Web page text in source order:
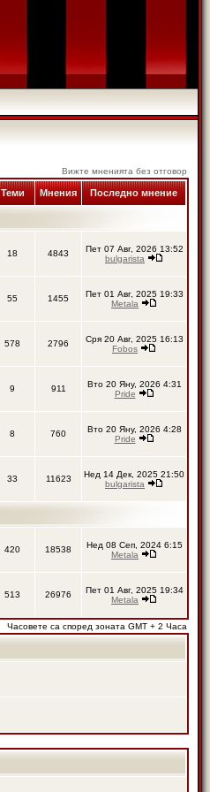
Вижте мненията без отговор
Теми Мнения Последно мнение
18 4843
Пет 07 Авг, 2026 13:52
bulgarista
55 1455
Пет 01 Авг, 2025 19:33
Metala
578 2796
Сря 20 Авг, 2025 16:13
Fobos
9 911
Вто 20 Яну, 2026 4:31
Pride
8 760
Вто 20 Яну, 2026 4:28
Pride
33 11623
Нед 14 Дек, 2025 21:50
bulgarista
420 18538
Нед 08 Сеп, 2024 6:15
Metala
513 26976
Пет 01 Авг, 2025 19:34
Metala
Часовете са според зоната GMT + 2 Часа